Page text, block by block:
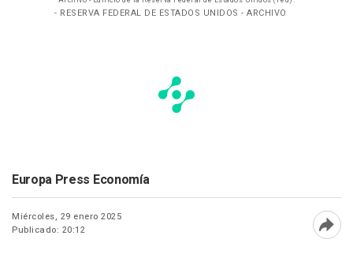
- RESERVA FEDERAL DE ESTADOS UNIDOS - ARCHIVO
Europa Press Economía
Miércoles, 29 enero 2025
Publicado: 20:12